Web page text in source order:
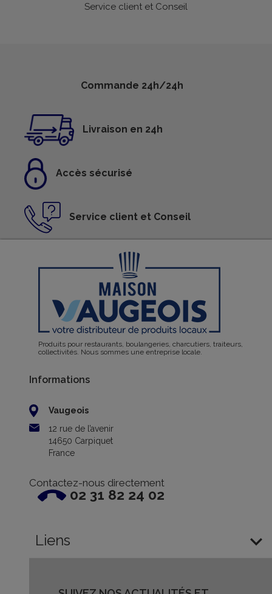
Service client et Conseil
Commande 24h/24h
Livraison en 24h
Accès sécurisé
Service client et Conseil
Produits pour restaurants, boulangeries, charcutiers, traiteurs,
collectivités. Nous sommes une entreprise locale.
Informations
Vaugeois
12 rue de l’avenir
14650 Carpiquet
France
Contactez-nous directement
02 31 82 24 02
Liens 